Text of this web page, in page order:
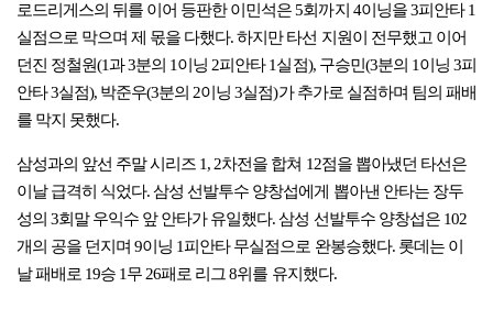
로드리게스의 뒤를 이어 등판한 이민석은 5회까지 4이닝을 3피안타 1
실점으로 막으며 제 몫을 다했다. 하지만 타선 지원이 전무했고 이어
던진 정철원(1과 3분의 1이닝 2피안타 1실점), 구승민(3분의 1이닝 3피
안타 3실점), 박준우(3분의 2이닝 3실점)가 추가로 실점하며 팀의 패배
를 막지 못했다.
삼성과의 앞선 주말 시리즈 1, 2차전을 합쳐 12점을 뽑아냈던 타선은
이날 급격히 식었다. 삼성 선발투수 양창섭에게 뽑아낸 안타는 장두
성의 3회말 우익수 앞 안타가 유일했다. 삼성 선발투수 양창섭은 102
개의 공을 던지며 9이닝 1피안타 무실점으로 완봉승했다. 롯데는 이
날 패배로 19승 1무 26패로 리그 8위를 유지했다.